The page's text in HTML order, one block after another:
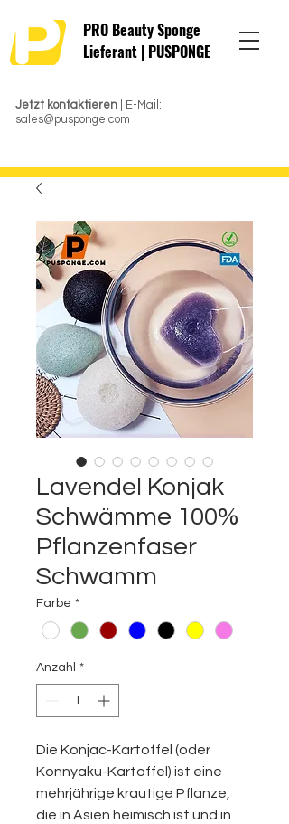
Jetzt kontaktieren | E-Mail:
sales@pusponge.com
PRO Beauty Sponge
Lieferant | PUSPONGE
Lavendel Konjak
Schwämme 100%
Pflanzenfaser
Schwamm
Farbe *
Anzahl *
Die Konjac-Kartoffel (oder
Konnyaku-Kartoffel) ist eine
mehrjährige krautige Pflanze,
die in Asien heimisch ist und in